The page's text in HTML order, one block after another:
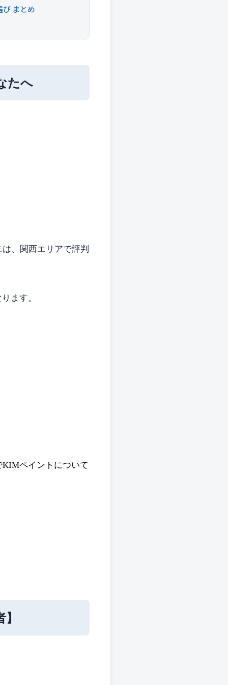
まとめ
たへ
、関西エリアで評判
ます。
KIMペイントについて